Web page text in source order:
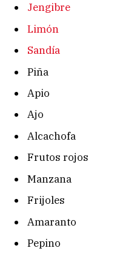
Jengibre
Limón
Sandía
Piña
Apio
Ajo
Alcachofa
Frutos rojos
Manzana
Frijoles
Amaranto
Pepino